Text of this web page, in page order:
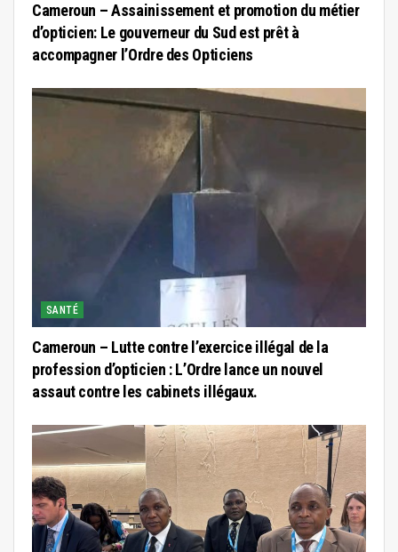
Cameroun – Assainissement et promotion du métier
d’opticien: Le gouverneur du Sud est prêt à
accompagner l’Ordre des Opticiens
SANTÉ
Cameroun – Lutte contre l’exercice illégal de la
profession d’opticien : L’Ordre lance un nouvel
assaut contre les cabinets illégaux.